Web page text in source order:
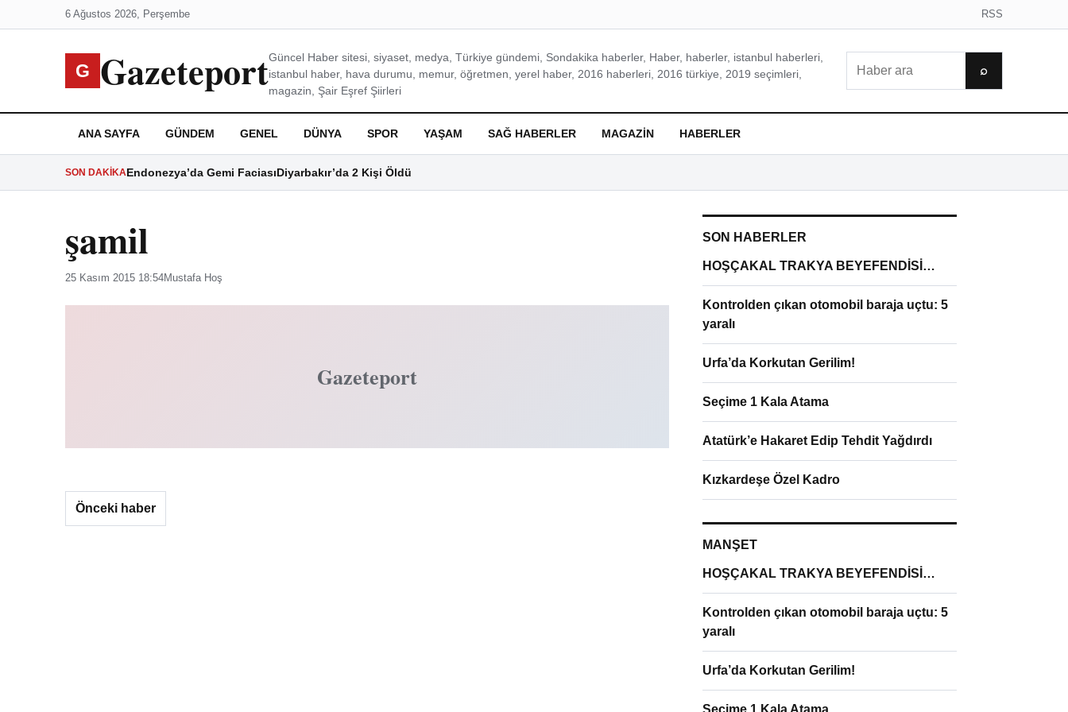
6 Ağustos 2026, Perşembe RSS
G GazeteportGüncel Haber sitesi, siyaset, medya, Türkiye gündemi, Sondakika haberler, Haber, haberler, istanbul haberleri,
istanbul haber, hava durumu, memur, öğretmen, yerel haber, 2016 haberleri, 2016 türkiye, 2019 seçimleri,
magazin, Şair Eşref Şiirleri
⌕
ANA SAYFA GÜNDEM GENEL DÜNYA SPOR YAŞAM SAĞ HABERLER MAGAZIN HABERLER
SON DAKIKAEndonezya’da Gemi FaciasıDiyarbakır’da 2 Kişi Öldü
şamil
25 Kasım 2015 18:54Mustafa Hoş
Gazeteport
Önceki haber
SON HABERLER
HOŞÇAKAL TRAKYA BEYEFENDİSİ…
Kontrolden çıkan otomobil baraja uçtu: 5
yaralı
Urfa’da Korkutan Gerilim!
Seçime 1 Kala Atama
Atatürk’e Hakaret Edip Tehdit Yağdırdı
Kızkardeşe Özel Kadro
MANŞET
HOŞÇAKAL TRAKYA BEYEFENDİSİ…
Kontrolden çıkan otomobil baraja uçtu: 5
yaralı
Urfa’da Korkutan Gerilim!
Seçime 1 Kala Atama